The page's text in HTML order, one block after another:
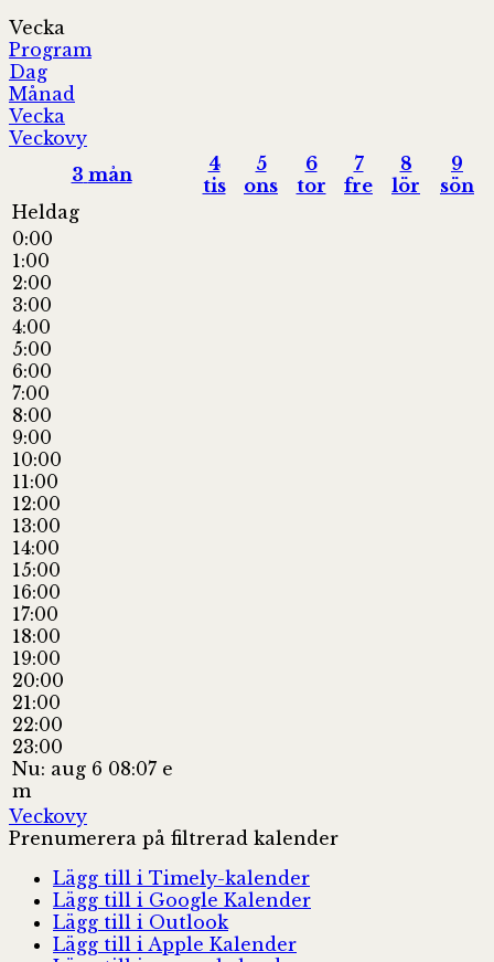
Vecka
Program
Dag
Månad
Vecka
Veckovy
3 mån
4
tis
5
ons
6
tor
7
fre
8
lör
9
sön
Heldag
0:00
1:00
2:00
3:00
4:00
5:00
6:00
7:00
8:00
9:00
10:00
11:00
12:00
13:00
14:00
15:00
16:00
17:00
18:00
19:00
20:00
21:00
22:00
23:00
Nu: aug 6 08:07 e
m
Veckovy
Prenumerera på filtrerad kalender
Lägg till i Timely-kalender
Lägg till i Google Kalender
Lägg till i Outlook
Lägg till i Apple Kalender